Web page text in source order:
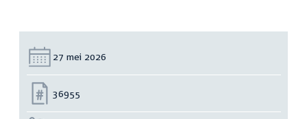
Datum:
27 mei 2026
Nummer:
36955